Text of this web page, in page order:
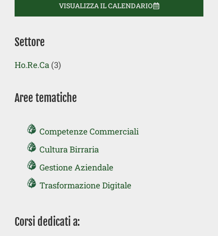
VISUALIZZA IL CALENDARIO
Settore
Ho.Re.Ca (3)
Aree tematiche
Competenze Commerciali
Cultura Birraria
Gestione Aziendale
Trasformazione Digitale
Corsi dedicati a: